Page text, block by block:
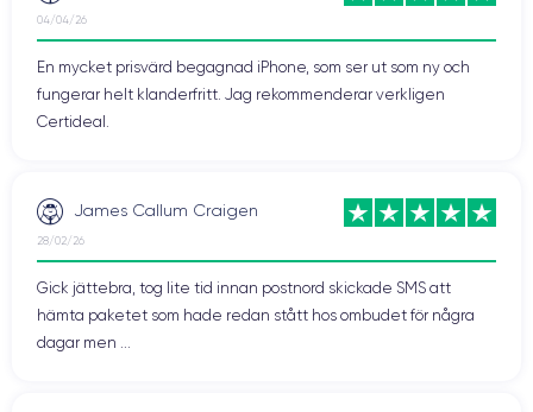
04/04/26
En mycket prisvärd begagnad iPhone, som ser ut som ny och
fungerar helt klanderfritt. Jag rekommenderar verkligen
Certideal.
James Callum Craigen
28/02/26
Gick jättebra, tog lite tid innan postnord skickade SMS att
hämta paketet som hade redan stått hos ombudet för några
dagar men ...